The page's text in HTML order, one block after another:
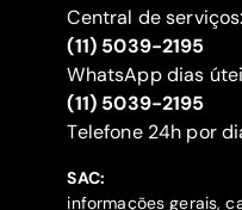
Central de serviços:
(11) 5039-2195
WhatsApp dias
(11) 5039-2195
‍Telefone 24h por
SAC:
informações gerais,